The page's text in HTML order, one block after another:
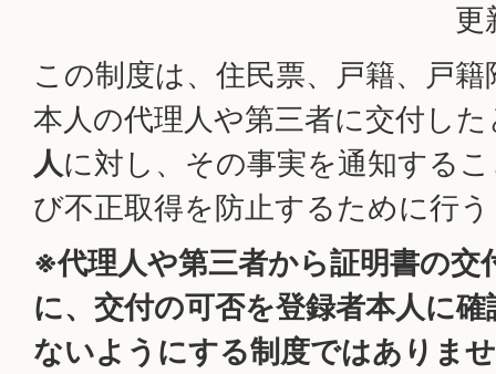
更
この制度は、住民票、戸籍、戸
本人の代理人や第三者に交付し
人に対し、その事実を通知する
び不正取得を防止するために行
※代理人や第三者から証明書の交
に、交付の可否を登録者本人に
ないようにする制度ではありま